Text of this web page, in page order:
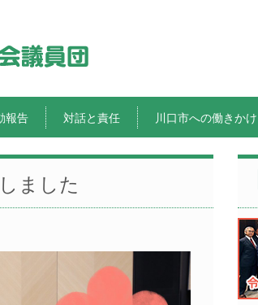
報告 対話と責任 川口市への働きかけ
ました